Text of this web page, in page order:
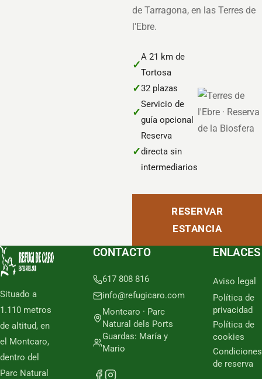
de Tarragona, en las Terres de
l'Ebre.
✓
A 21 km de
Tortosa
✓32 plazas
✓
Servicio de
guía opcional
✓
Reserva
directa sin
intermediarios
RESERVAR
ESTANCIA
Situado a
1.110 metros
de altitud, en
el Montcaro,
dentro del
Parc Natural
CONTACTO
617 808 816
info@refugicaro.com
Montcaro · Parc
Natural dels Ports
Guardas: María y
Mario
ENLACES
Aviso legal
Política de
privacidad
Política de
cookies
Condiciones
de reserva